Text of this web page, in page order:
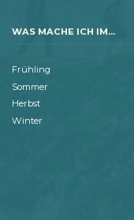
WAS MACHE ICH IM...
Frühling
Sommer
Herbst
Winter